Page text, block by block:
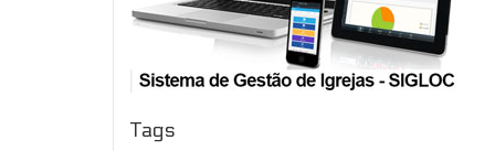
Tags